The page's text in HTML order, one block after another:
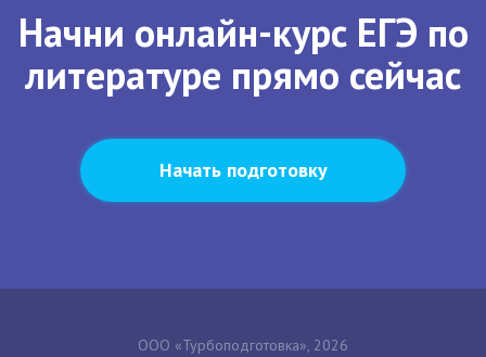
Начни онлайн-курс ЕГЭ по
литературе прямо сейчас
Начать подготовку
ООО «Турбоподготовка», 2026